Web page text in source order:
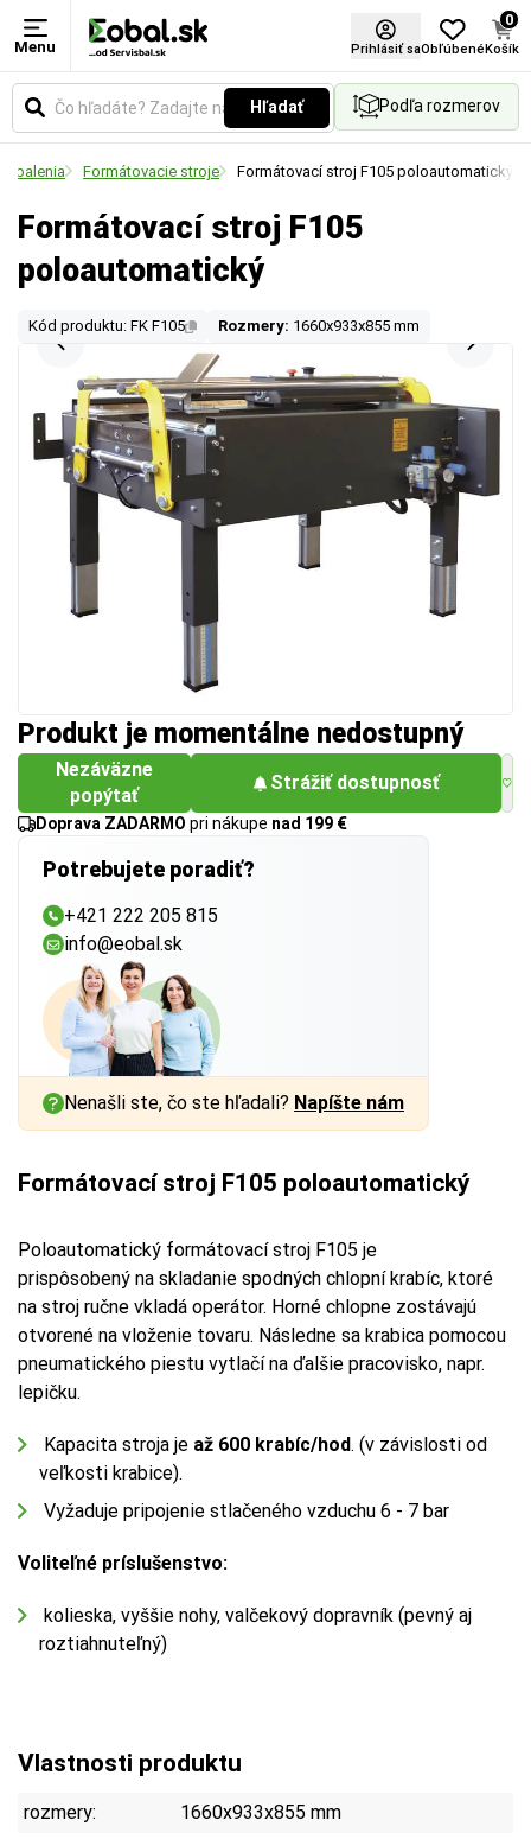
Menu Prihlásiť saObľúbené
0
Košík
Hľadať Podľa rozmerov
balenia Formátovacie stroje Formátovací stroj F105 poloautomatický
Formátovací stroj F105
poloautomatický
Kód produktu: FK F105 Rozmery: 1660x933x855 mm
Produkt je momentálne nedostupný
Nezáväzne
popýtať
Strážiť dostupnosť
Doprava ZADARMO pri nákupe nad 199 €
Potrebujete poradiť?
+421 222 205 815
info@eobal.sk
Nenašli ste, čo ste hľadali? Napíšte nám
Formátovací stroj F105 poloautomatický
Poloautomatický formátovací stroj F105 je
prispôsobený na skladanie spodných chlopní krabíc, ktoré
na stroj ručne vkladá operátor. Horné chlopne zostávajú
otvorené na vloženie tovaru. Následne sa krabica pomocou
pneumatického piestu vytlačí na ďalšie pracovisko, napr.
lepičku.
Kapacita stroja je až 600 krabíc/hod. (v závislosti od
veľkosti krabice).
Vyžaduje pripojenie stlačeného vzduchu 6 - 7 bar
Voliteľné príslušenstvo:
kolieska, vyššie nohy, valčekový dopravník (pevný aj
roztiahnuteľný)
Vlastnosti produktu
rozmery:
1660x933x855 mm